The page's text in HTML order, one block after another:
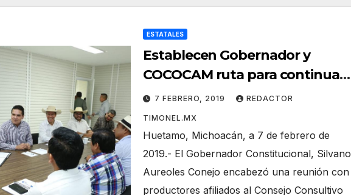
ESTATALES
Establecen Gobernador y
COCOCAM ruta para continuar
impulso del campo michoacano
7 FEBRERO, 2019 REDACTOR
TIMONEL.MX
Huetamo, Michoacán, a 7 de febrero de
2019.- El Gobernador Constitucional, Silvano
Aureoles Conejo encabezó una reunión con
productores afiliados al Consejo Consultivo